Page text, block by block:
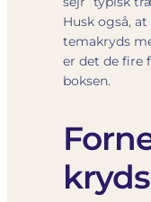
Husk også, at
temakryds
er det de fire
boksen.